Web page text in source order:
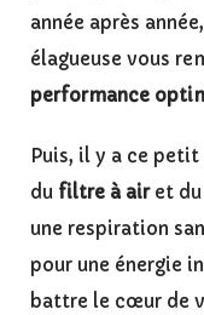
année après
élagueuse vous
performance
Puis, il y a ce
du filtre à airet du
une respiration
pour une énergie
battre le cœur de